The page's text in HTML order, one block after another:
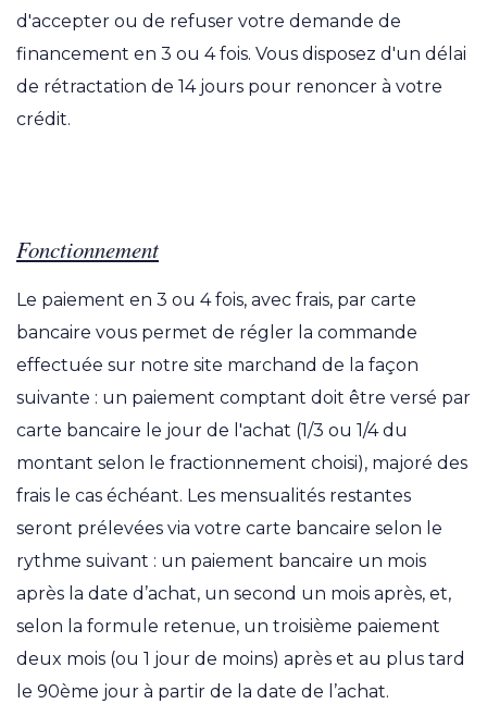
d'accepter ou de refuser votre demande de
financement en 3 ou 4 fois. Vous disposez d'un délai
de rétractation de 14 jours pour renoncer à votre
crédit.
Fonctionnement
Le paiement en 3 ou 4 fois, avec frais, par carte
bancaire vous permet de régler la commande
effectuée sur notre site marchand de la façon
suivante : un paiement comptant doit être versé par
carte bancaire le jour de l'achat (1/3 ou 1/4 du
montant selon le fractionnement choisi), majoré des
frais le cas échéant. Les mensualités restantes
seront prélevées via votre carte bancaire selon le
rythme suivant : un paiement bancaire un mois
après la date d’achat, un second un mois après, et,
selon la formule retenue, un troisième paiement
deux mois (ou 1 jour de moins) après et au plus tard
le 90ème jour à partir de la date de l’achat.